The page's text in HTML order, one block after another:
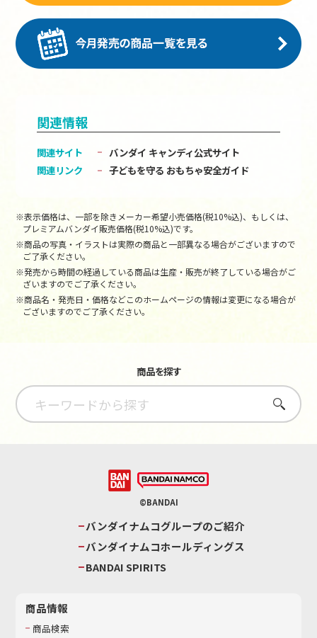
関連情報
関連サイト
バンダイ キャンディ公式サイト
関連リンク
子どもを守る おもちゃ安全ガイド
※表示価格は、一部を除きメーカー希望小売価格(税10%込)、もしくは、
プレミアムバンダイ販売価格(税10%込)です。
※商品の写真・イラストは実際の商品と一部異なる場合がございますので
ご了承ください。
※発売から時間の経過している商品は生産・販売が終了している場合がご
ざいますのでご了承ください。
※商品名・発売日・価格などこのホームページの情報は変更になる場合が
ございますのでご了承ください。
商品を探す
さがす
©BANDAI
バンダイナムコグループのご紹介
バンダイナムコホールディングス
BANDAI SPIRITS
商品情報
商品検索